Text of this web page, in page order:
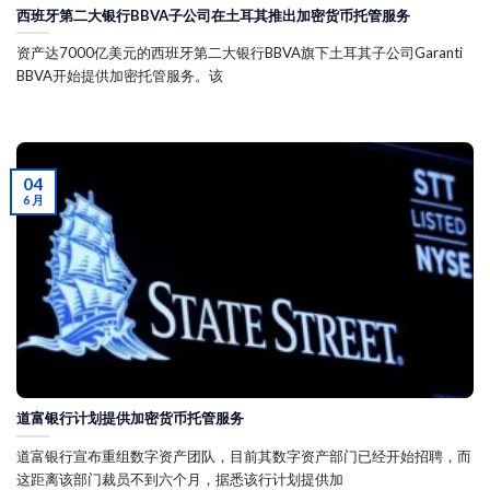
西班牙第二大银行BBVA子公司在土耳其推出加密货币托管服务
资产达7000亿美元的西班牙第二大银行BBVA旗下土耳其子公司Garanti
BBVA开始提供加密托管服务。该
道富银行计划提供加密货币托管服务
道富银行宣布重组数字资产团队，目前其数字资产部门已经开始招聘，而
这距离该部门裁员不到六个月，据悉该行计划提供加
04
6 月